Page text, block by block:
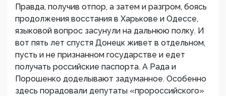
Правда, получив отпор, а затем и разгром, боясь
продолжения восстания в Харькове и Одессе,
языковой вопрос засунули на дальнюю полку. И
вот пять лет спустя Донецк живет в отдельном,
пусть и не признанном государстве и едет
получать российские паспорта. А Рада и
Порошенко доделывают задуманное. Особенно
здесь порадовали депутаты «пророссийского»